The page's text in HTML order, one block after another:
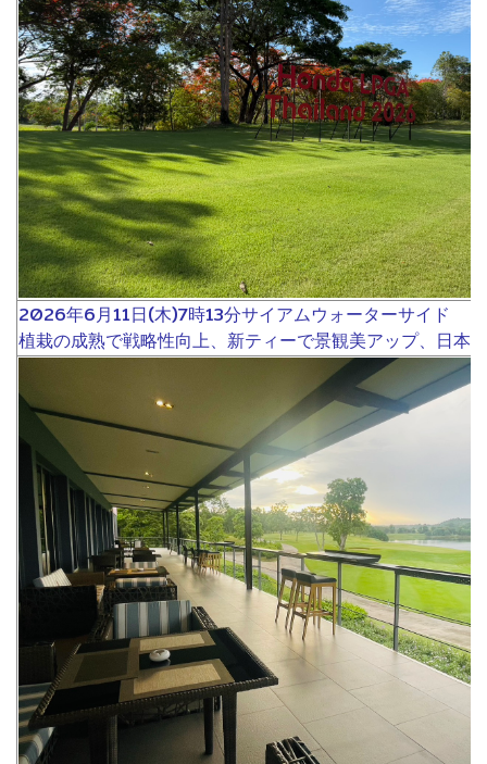
2026年6月11日(木)7時13分サイアムウォーターサイド
植栽の成熟で戦略性向上、新ティーで景観美アップ、日本